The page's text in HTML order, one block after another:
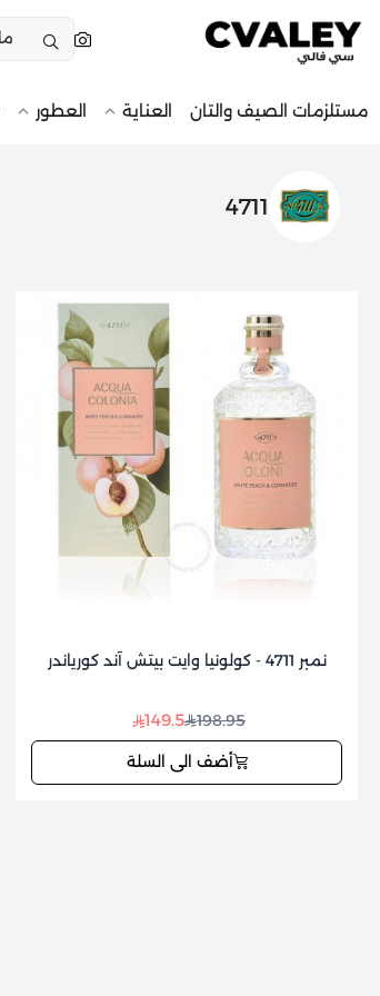
مستلزمات الصيف والتان العناية العطور
4711
نمبر 4711 - كولونيا وايت بيتش آند كورياندر
198.95
149.5
أضف الى السلة